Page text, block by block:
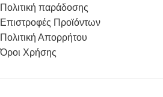
Πολιτική παράδοσης
Επιστροφές Προϊόντων
Πολιτική Απορρήτου
Όροι Χρήσης